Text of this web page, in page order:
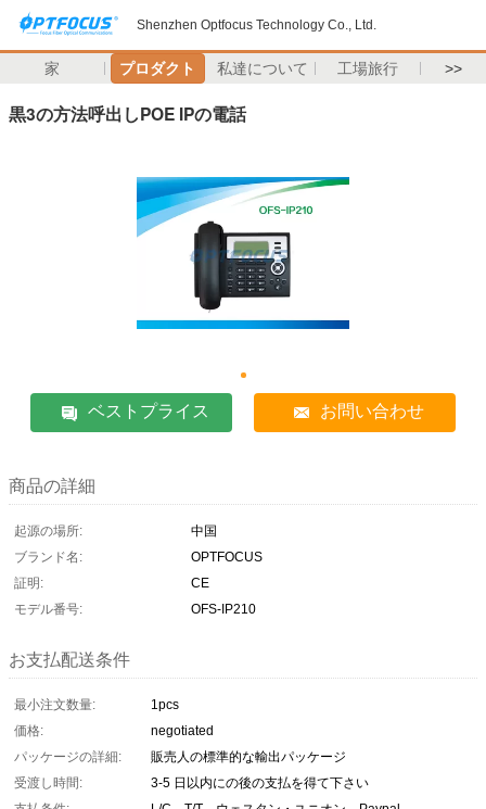
Shenzhen Optfocus Technology Co., Ltd.
家 プロダクト 私達について 工場旅行 >>
黒3の方法呼出しPOE IPの電話
ベストプライス お問い合わせ
商品の詳細
起源の場所:
中国
ブランド名:
OPTFOCUS
証明:
CE
モデル番号:
OFS-IP210
お支払配送条件
最小注文数量:
1pcs
価格:
negotiated
パッケージの詳細:
販売人の標準的な輸出パッケージ
受渡し時間:
3-5 日以内にの後の支払を得て下さい